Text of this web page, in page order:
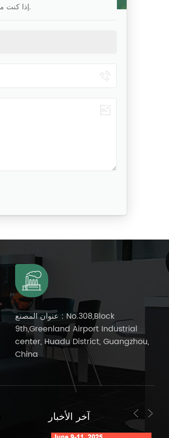
إذا كنت مهتمًا بمنتجاتنا وترغب في معرفة المزيد من التفاصيل ، فالرجاء ترك رسالة هنا ، وسنرد عليك في أقرب وقت ممكن.
عنوان المصنع : No.308,Block
9th,Greenland Airport Industrial
center, Huadu District, Guangzhou,
China
آخر الأخبار